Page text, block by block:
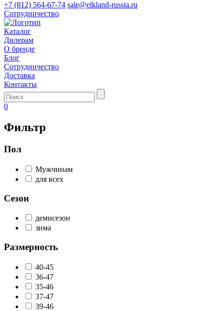
+7 (812) 564-67-74 sale@elkland-russia.ru
Сотрудничество
Каталог
Дилерам
О бренде
Блог
Сотрудничество
Доставка
Контакты
0
Фильтр
Пол
Мужчинам
для всех
Сезон
демисезон
зима
Размерность
40-45
36-47
35-46
37-47
39-46